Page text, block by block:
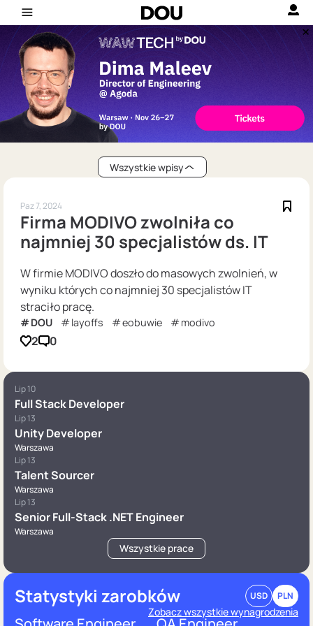
Wszystkie wpisy
Paz 7, 2024
Firma MODIVO zwolniła co
najmniej 30 specjalistów ds. IT
W firmie MODIVO doszło do masowych zwolnień, w
wyniku których co najmniej 30 specjalistów IT
straciło pracę.
DOU layoffs eobuwie modivo
2 0
Lip 10
Full Stack Developer
Lip 13
Unity Developer
Warszawa
Lip 13
Talent Sourcer
Warszawa
Lip 13
Senior Full-Stack .NET Engineer
Warszawa
Wszystkie prace
Statystyki zarobków USD PLN
Zobacz wszystkie wynagrodzenia